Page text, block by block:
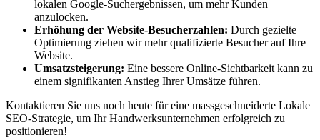
lokalen Google-Suchergebnissen, um mehr Kunden
anzulocken.
Erhöhung der Website-Besucherzahlen: Durch gezielte
Optimierung ziehen wir mehr qualifizierte Besucher auf Ihre
Website.
Umsatzsteigerung: Eine bessere Online-Sichtbarkeit kann zu
einem signifikanten Anstieg Ihrer Umsätze führen.
Kontaktieren Sie uns noch heute für eine massgeschneiderte Lokale
SEO-Strategie, um Ihr Handwerksunternehmen erfolgreich zu
positionieren!